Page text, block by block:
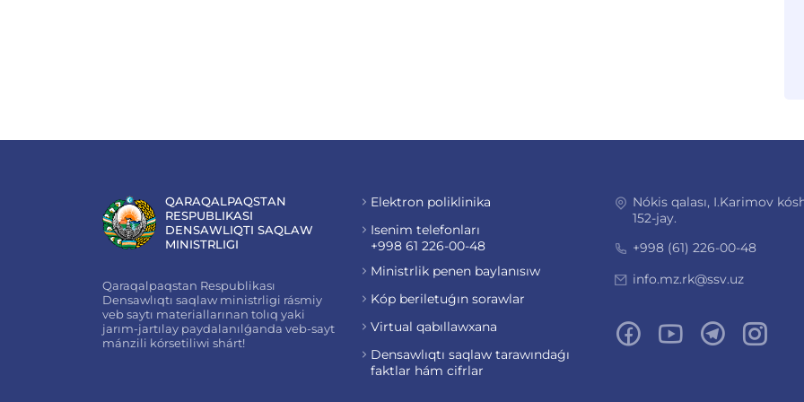
QARAQALPAQSTAN
RESPUBLIKASI
DENSAWLIQTI SAQLAW
MINISTRLIGI
Qaraqalpaqstan Respublikası
Densawlıqtı saqlaw ministrligi rásmiy
veb saytı materiallarınan tolıq yaki
jarım-jartılay paydalanılǵanda veb-sayt
mánzili kórsetiliwi shárt!
Elektron poliklinika
Isenim telefonları
+998 61 226-00-48
Ministrlik penen baylanısıw
Kóp beriletuǵın sorawlar
Virtual qabıllawxana
Densawlıqtı saqlaw tarawındaǵı
faktlar hám cifrlar
Nókis qalası, I.Karimov
152-jay.
+998 (61) 226-00-48
info.mz.rk@ssv.uz